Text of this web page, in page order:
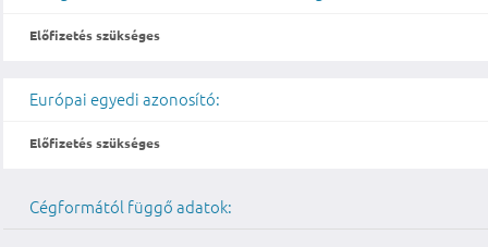
Előfizetés szükséges
Európai egyedi azonosító:
Előfizetés szükséges
Cégformától függő adatok: